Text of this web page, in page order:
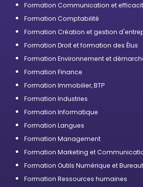
Formation Communication et
Formation Comptabilité
Formation Création et gestion
Formation Droit et formation des Élus
Formation Environnement et
Formation Finance
Formation Immobilier, BTP
Formation Industries
Formation Informatique
Formation Langues
Formation Management
Formation Marketing et
Formation Outils Numérique et
Formation Ressources humaines